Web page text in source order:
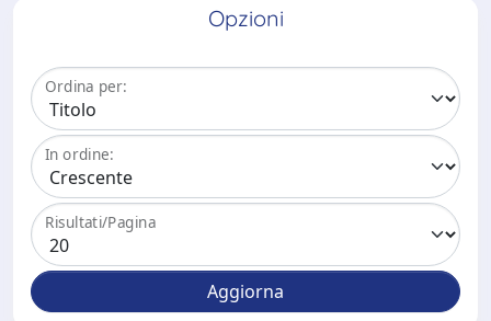
Opzioni
Ordina per:
In ordine:
Risultati/Pagina